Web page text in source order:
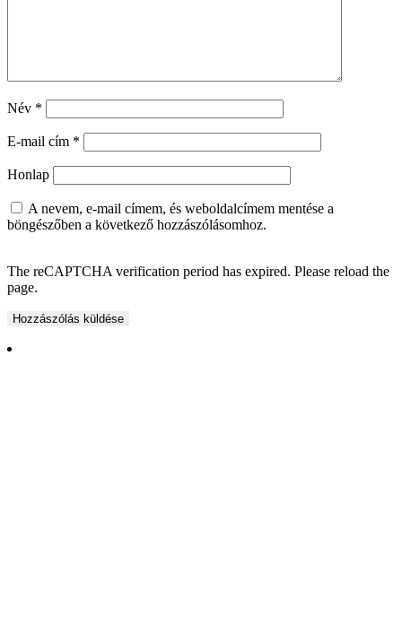
Név *
E-mail cím *
Honlap
A nevem, e-mail címem, és weboldalcímem mentése a
böngészőben a következő hozzászólásomhoz.
The reCAPTCHA verification period has expired. Please reload the
page.